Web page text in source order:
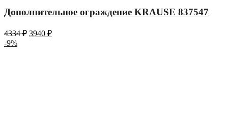
Дополнительное ограждение KRAUSE 837547
4334₽ 3940 ₽
-9%